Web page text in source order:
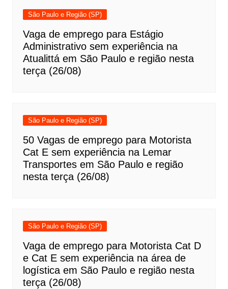
São Paulo e Região (SP)
Vaga de emprego para Estágio
Administrativo sem experiência na
Atualittá em São Paulo e região nesta
terça (26/08)
São Paulo e Região (SP)
50 Vagas de emprego para Motorista
Cat E sem experiência na Lemar
Transportes em São Paulo e região
nesta terça (26/08)
São Paulo e Região (SP)
Vaga de emprego para Motorista Cat D
e Cat E sem experiência na área de
logística em São Paulo e região nesta
terça (26/08)